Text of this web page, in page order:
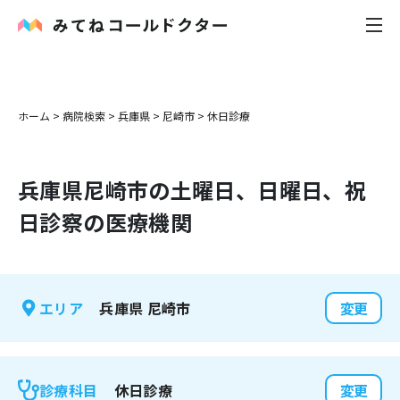
内科
花粉症
お知らせ
ホーム > 病院検索 > 兵庫県 > 尼崎市 > 休日診療
兵庫県尼崎市の土曜日、日曜日、祝
日診察の医療機関
エリア 兵庫県 尼崎市 変更
診療科目 休日診療 変更